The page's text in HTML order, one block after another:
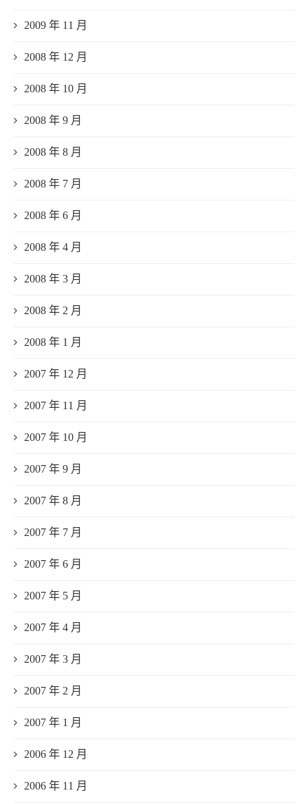
2009 年 11 月
2008 年 12 月
2008 年 10 月
2008 年 9 月
2008 年 8 月
2008 年 7 月
2008 年 6 月
2008 年 4 月
2008 年 3 月
2008 年 2 月
2008 年 1 月
2007 年 12 月
2007 年 11 月
2007 年 10 月
2007 年 9 月
2007 年 8 月
2007 年 7 月
2007 年 6 月
2007 年 5 月
2007 年 4 月
2007 年 3 月
2007 年 2 月
2007 年 1 月
2006 年 12 月
2006 年 11 月